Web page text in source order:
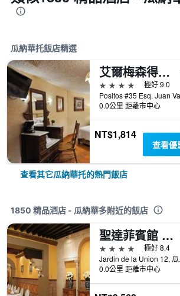
瓜納華托飯店精選
艾爾梅森得勞斯坡艾塔斯酒店
4星級
極好 9.0
0.0公里 距離市中心
NT$1,814
查看優
查看其它瓜納華托的熱門飯店
1850 精品酒店 - 瓜納華多附近的飯店
聖達菲賓館 - 瓜納華多
4星級
極好 8.4
0.0公里 距離市中心